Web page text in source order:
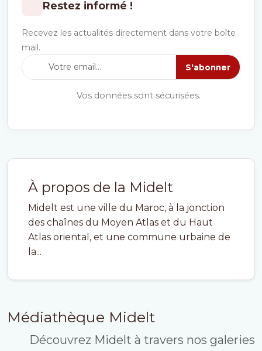
À propos de la Midelt
Midelt est une ville du Maroc, à la jonction
des chaînes du Moyen Atlas et du Haut
Atlas oriental, et une commune urbaine de
la...
Médiathèque Midelt
Découvrez Midelt à travers nos galeries
Restez informé !
Recevez les actualités directement dans votre boîte
mail.
S'abonner
Vos données sont sécurisées.